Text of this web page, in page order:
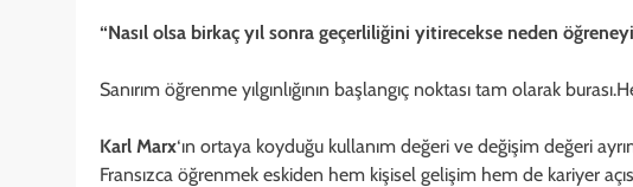
“Nasıl olsa birkaç yıl sonra geçerliliğini yitirecekse neden
Sanırım öğrenme yılgınlığının başlangıç noktası tam olarak
Karl Marx‘ın ortaya koyduğu kullanım değeri ve değişim değeri
Fransızca öğrenmek eskiden hem kişisel gelişim hem de kariyer